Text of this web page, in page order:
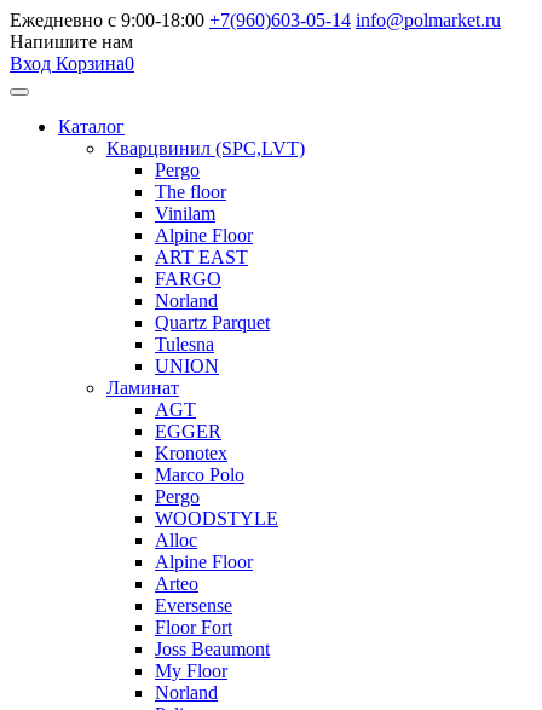
Ежедневно с 9:00-18:00 +7(960)603-05-14 info@polmarket.ru
Напишите нам
Вход Корзина0
Каталог
Кварцвинил (SPC,LVT)
Pergo
The floor
Vinilam
Alpine Floor
ART EAST
FARGO
Norland
Quartz Parquet
Tulesna
UNION
Ламинат
AGT
EGGER
Kronotex
Marco Polo
Pergo
WOODSTYLE
Alloc
Alpine Floor
Arteo
Eversense
Floor Fort
Joss Beaumont
My Floor
Norland